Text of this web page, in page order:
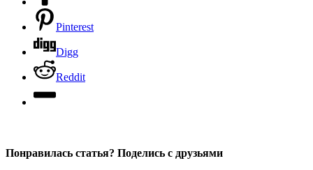
Pinterest
Digg
Reddit
Понравилась статья? Поделись с друзьями